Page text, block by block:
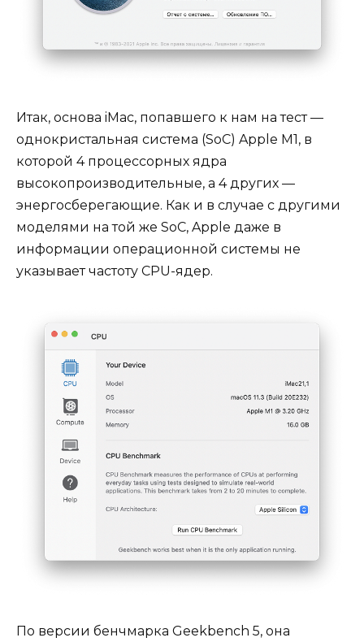
Итак, основа iMac, попавшего к нам на тест —
однокристальная система (SoC) Apple M1, в
которой 4 процессорных ядра
высокопроизводительные, а 4 других —
энергосберегающие. Как и в случае с другими
моделями на той же SoC, Apple даже в
информации операционной системы не
указывает частоту CPU-ядер.
По версии бенчмарка Geekbench 5, она